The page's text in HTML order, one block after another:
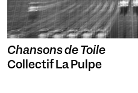
Chansons de Toile
Collectif La Pulpe